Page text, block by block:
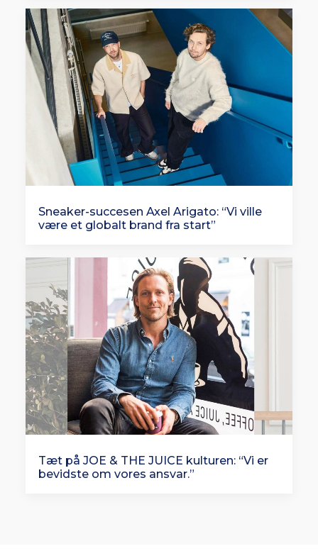
Sneaker-succesen Axel Arigato: “Vi ville
være et globalt brand fra start”
Tæt på JOE & THE JUICE kulturen: “Vi er
bevidste om vores ansvar.”